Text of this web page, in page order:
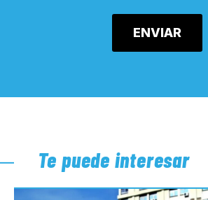
Te puede interesar